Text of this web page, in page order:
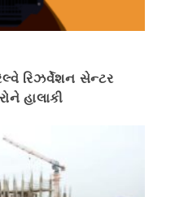
રિઝર્વેશન સેન્ટર
હાલાકી